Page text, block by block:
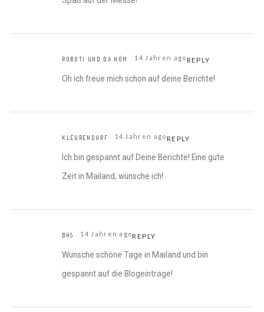
ROBOTI UND DA HÖM 14 Jahren agoREPLY
Oh ich freue mich schon auf deine Berichte!
KLEURENDURF 14 Jahren agoREPLY
Ich bin gespannt auf Deine Berichte! Eine gute
Zeit in Mailand, wünsche ich!
BHS 14 Jahren agoREPLY
Wünsche schöne Tage in Mailand und bin
gespannt auf die Blogeinträge!